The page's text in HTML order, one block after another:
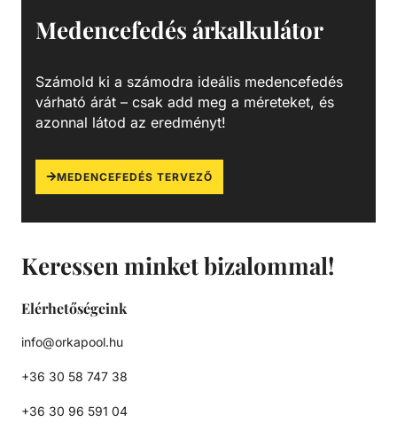
Keressen minket bizalommal!
Elérhetőségeink
info@orkapool.hu
+36 30 58 747 38
+36 30 96 591 04
Medencefedés árkalkulátor
Számold ki a számodra ideális medencefedés
várható árát – csak add meg a méreteket, és
azonnal látod az eredményt!
MEDENCEFEDÉS TERVEZŐ